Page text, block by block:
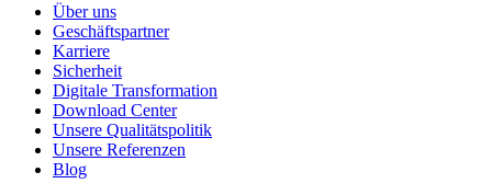
Über uns
Geschäftspartner
Karriere
Sicherheit
Digitale Transformation
Download Center
Unsere Qualitätspolitik
Unsere Referenzen
Blog